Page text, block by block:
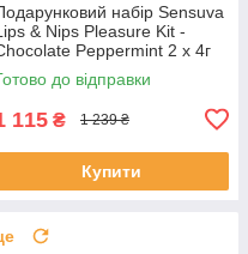
набір Sensuva
& Nips Pleasure Kit -
Peppermint 2 x 4г
до відправки
115 ₴ 1 239 ₴
Купити